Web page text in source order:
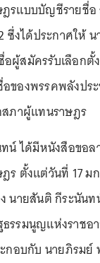
รแบบบัญชีรายชื่อ
งได้ประกาศให้
ผู้สมัครรับเลือก
ของพรรคพลังปร
ภาผู้แทนราษฎร
น์ ได้มีหนังสือขอ
ตั้งแต่วันที่ 17 ม
นายสันติ กีระนัน
ธรรมนูญแห่งราช
กอบกับ นายภิรมย์